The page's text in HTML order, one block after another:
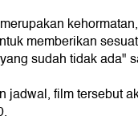
memberikan
sudah tidak ada"
jadwal, film tersebut